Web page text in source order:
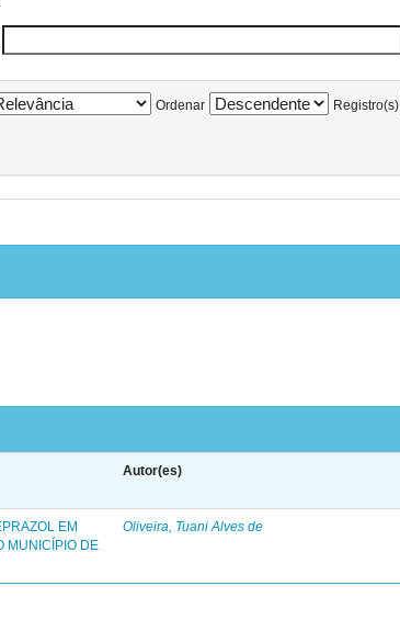
Ordenar Registro(s)
Autor(es)
EM
MUNICÍPIO DE
Oliveira, Tuani Alves de